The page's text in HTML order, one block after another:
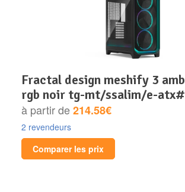
fractal design meshify 3 ambience pro
rgb noir tg-mt/ssalim/e-atx#
à partir de214.58€
2 revendeurs
Comparer les prix